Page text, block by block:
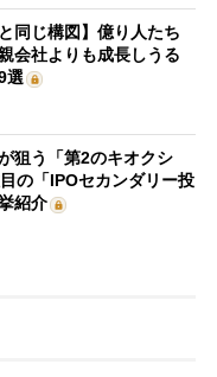
同じ構図】億り人たち
会社よりも成長しうる
選
狙う「第2のキオクシ
の「IPOセカンダリー投
紹介